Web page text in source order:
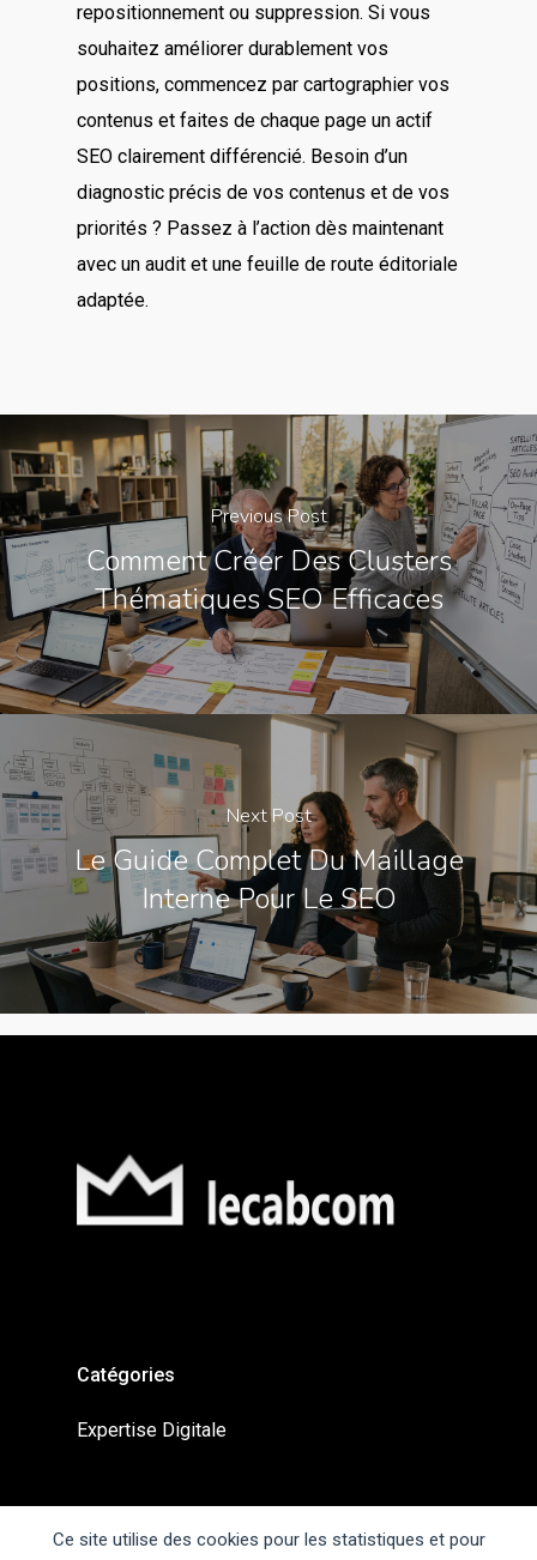
Ce site utilise des cookies pour les statistiques et pour
repositionnement ou suppression. Si vous
souhaitez améliorer durablement vos
positions, commencez par cartographier vos
contenus et faites de chaque page un actif
SEO clairement différencié. Besoin d’un
diagnostic précis de vos contenus et de vos
priorités ? Passez à l’action dès maintenant
avec un audit et une feuille de route éditoriale
adaptée.
Previous Post
Comment Créer Des Clusters
Thématiques SEO Efficaces
Next Post
Le Guide Complet Du Maillage
Interne Pour Le SEO
Catégories
Expertise Digitale